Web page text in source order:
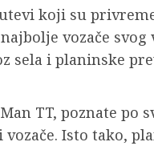
koji su
vozače svog
sela i planinske
TT, poznate po
Isto tako,